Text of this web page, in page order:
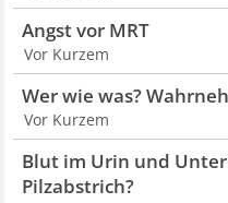
Angst vor MRT
Vor Kurzem
Wer wie was?
Vor Kurzem
Blut im Urin und
Pilzabstrich?